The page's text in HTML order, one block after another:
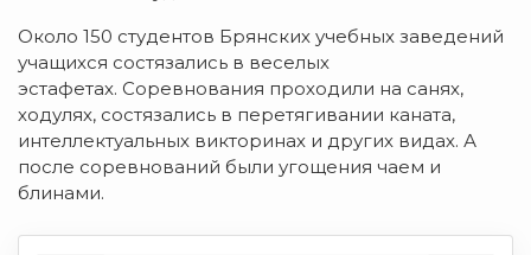
Около 150 студентов Брянских учебных заведений
учащихся состязались в веселых
эстафетах. Соревнования проходили на санях,
ходулях, состязались в перетягивании каната,
интеллектуальных викторинах и других видах. А
после соревнований были угощения чаем и
блинами.